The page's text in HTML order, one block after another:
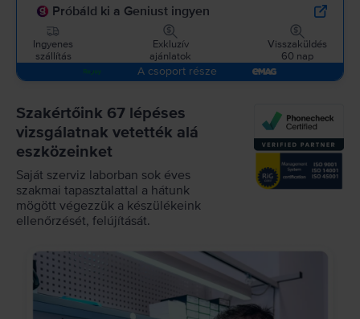
Próbáld ki a Geniust ingyen
Ingyenes
szállítás
Exkluzív
ajánlatok
Visszaküldés
60 nap
A csoport része
Szakértőink 67 lépéses
vizsgálatnak vetették alá
eszközeinket
Saját szerviz laborban sok éves
szakmai tapasztalattal a hátunk
mögött végezzük a készülékeink
ellenőrzését, felújítását.